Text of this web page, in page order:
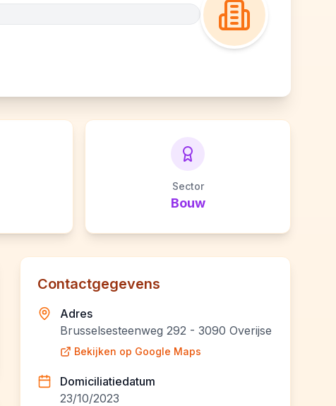
Sector
Bouw
Contactgegevens
Adres
Brusselsesteenweg 292 - 3090 Overijse
Bekijken op Google Maps
Domiciliatiedatum
23/10/2023